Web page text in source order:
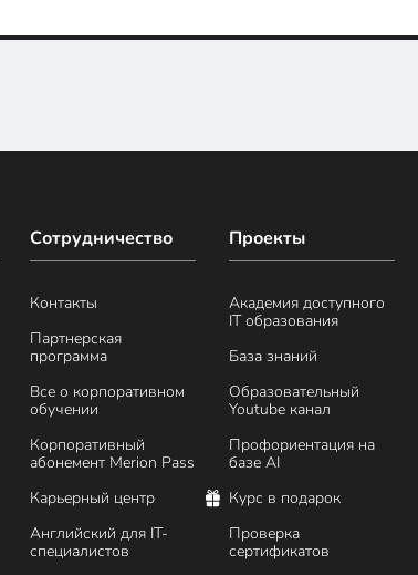
Сотрудничество
Контакты
Партнерская
программа
Все о корпоративном
обучении
Корпоративный
абонемент Merion Pass
Карьерный центр
Английский для IT-
специалистов
Проекты
Академия доступного
IT образования
База знаний
Образовательный
Youtube канал
Профориентация на
базе AI
Курс в подарок
Проверка
сертификатов